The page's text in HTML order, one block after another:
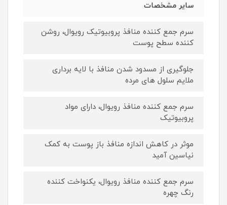
سایر مشخصات
سرم جمع کننده منافذ پروبیوتیک رویوال، روشن
کننده سطح پوست
جلوگیری از مسدود شدن منافذ با لایه برداری
ملایم سلول های مرده
سرم جمع کننده منافذ رویوال، دارای مواد
پروبیوتیک
موثر در کاهش اندازه منافذ باز پوست به کمک
نیاسین آمید
سرم جمع کننده منافذ رویوال، یکنواخت کننده
رنگ چهره